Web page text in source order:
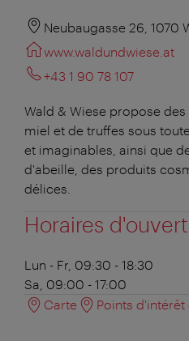
Neubaugasse 26, 1070
www.waldundwiese.at
+43 1 90 78 107
Wald & Wiese propose
miel et de truffes sous
et imaginables, ainsi que
d'abeille, des produits
délices.
Horaires
Lun - Fr, 09:30 - 18:30
Sa, 09:00 - 17:00
Carte
Points d'intérêt